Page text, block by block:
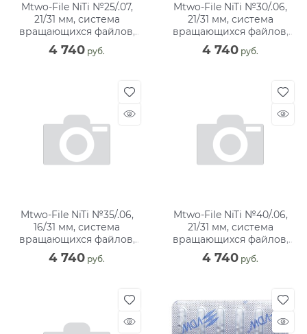
Mtwo-File NiTi №25/.07,
21/31 мм, система
вращающихся файлов,
блистер (6 шт)
4 740 руб.
Mtwo-File NiTi №30/.06,
21/31 мм, система
вращающихся файлов,
блистер (6 шт)
4 740 руб.
Mtwo-File NiTi №35/.06,
16/31 мм, система
вращающихся файлов,
блистер (6 шт)
4 740 руб.
Mtwo-File NiTi №40/.06,
21/31 мм, система
вращающихся файлов,
блистер (6 шт)
4 740 руб.